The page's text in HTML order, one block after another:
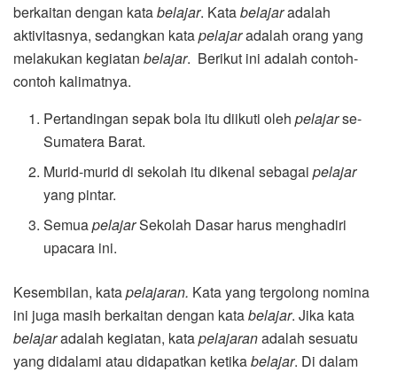
berkaitan dengan katabelajar. Katabelajaradalah
aktivitasnya, sedangkan katapelajaradalah orang yang
melakukan kegiatan belajar. Berikut ini adalah contoh-
contoh kalimatnya.
Pertandingan sepak bola itu diikuti olehpelajarse-
Sumatera Barat.
Murid-murid di sekolah itu dikenal sebagaipelajar
yang pintar.
SemuapelajarSekolah Dasar harus menghadiri
upacara ini.
Kesembilan, katapelajaran. Kata yang tergolong nomina
ini juga masih berkaitan dengan katabelajar. Jika kata
belajaradalah kegiatan, katapelajaranadalah sesuatu
yang didalami atau didapatkan ketikabelajar. Di dalam